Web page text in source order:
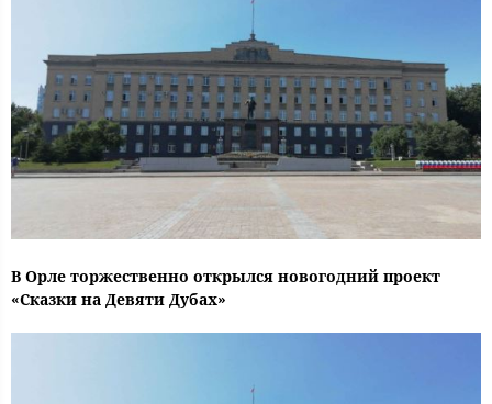
В Орле торжественно открылся новогодний проект
«Сказки на Девяти Дубах»